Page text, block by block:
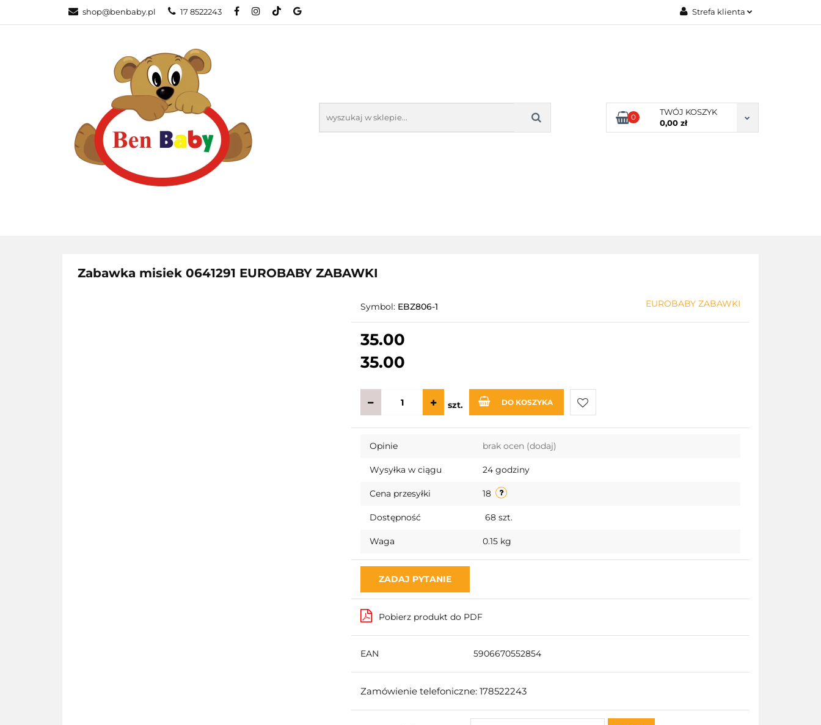
shop@benbaby.pl 17 8522243 Strefa klienta
0
TWÓJ KOSZYK
0,00 zł
Zabawka misiek 0641291 EUROBABY ZABAWKI
Symbol: EBZ806-1 EUROBABY ZABAWKI
35.00
35.00
szt. DO KOSZYKA
Do
Opinie brak ocen (dodaj)
Wysyłka w ciągu 24 godziny
Cena przesyłki 18
Dostępność 68 szt.
Waga 0.15 kg
ZADAJ PYTANIE
Pobierz produkt do PDF
EAN 5906670552854
Zamówienie telefoniczne: 178522243